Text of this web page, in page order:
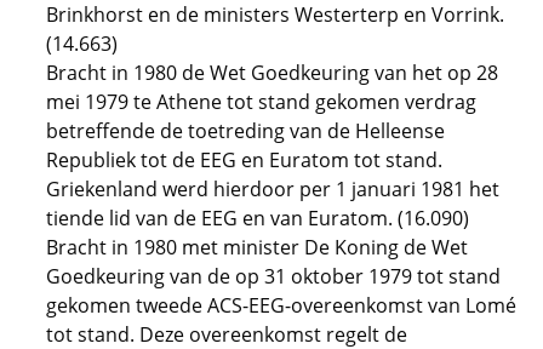
Brinkhorst en de ministers Westerterp en Vorrink.
(14.663)
Bracht in 1980 de Wet Goedkeuring van het op 28
mei 1979 te Athene tot stand gekomen verdrag
betreffende de toetreding van de Helleense
Republiek tot de EEG en Euratom tot stand.
Griekenland werd hierdoor per 1 januari 1981 het
tiende lid van de EEG en van Euratom. (16.090)
Bracht in 1980 met minister De Koning de Wet
Goedkeuring van de op 31 oktober 1979 tot stand
gekomen tweede ACS-EEG-overeenkomst van Lomé
tot stand. Deze overeenkomst regelt de